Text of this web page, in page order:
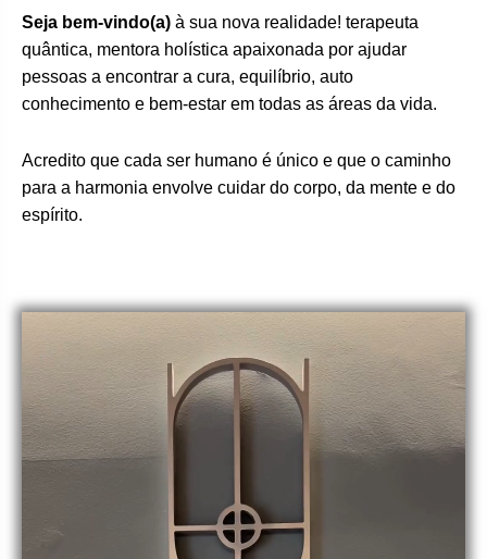
Seja bem-vindo(a) à sua nova realidade! terapeuta
quântica, mentora holística apaixonada por ajudar
pessoas a encontrar a cura, equilíbrio, auto
conhecimento e bem-estar em todas as áreas da vida.
Acredito que cada ser humano é único e que o caminho
para a harmonia envolve cuidar do corpo, da mente e do
espírito.